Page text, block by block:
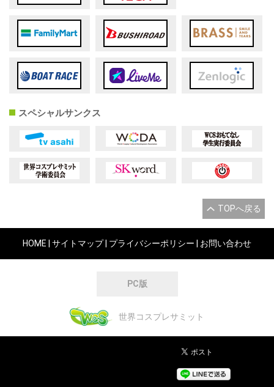
スペシャルサンクス
TOPへ戻る
HOME サイトマップ| プライバシーポリシー お問い合わせ
PC版
世界コスプレサミット